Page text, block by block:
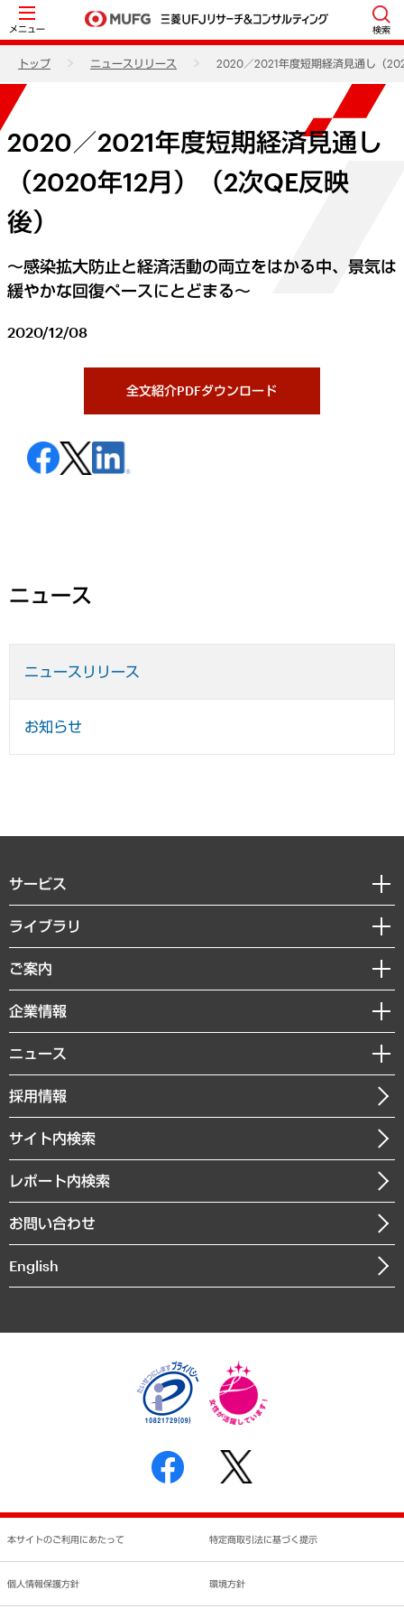
メニュー 検索
トップ ニュースリリース 2020／2021年度短期経済見通し（
2020／2021年度短期経済見通し
（2020年12月）（2次QE反映
後）
～感染拡大防止と経済活動の両立をはかる中、景気は
緩やかな回復ペースにとどまる～
2020/12/08
全文紹介PDFダウンロード
ニュース
ニュースリリース
お知らせ
サービス
経営戦略
組織・人事戦略
デジタルイノベーション
共生・ダイバーシティ
GRC（ガバナンス・リスク・コンプライアンス）・防災（政策）
経済・産業・雇用・労働
まちづくり・観光・交通・スポーツ・スマートシティ
自然資源・農林水産業・食料システム
ライブラリ
経済調査
レポート
コラム
経営用語集
受託・受注実績（官公庁関連）
メディア掲載・出演
ご案内
セミナー・イベント情報
MUFGビジネスセミナー
受託案件情報
企業情報
私たちの想い
社長メッセージ
会社概要
沿革
組織図・本部部室紹介
インドネシア現地法人
個人情報保護方針
反社会的勢力に対する基本方針
書面による個人情報の開示等の請求の手続きについて
ニュース
ニュースリリース
お知らせ
採用情報
サイト内検索
レポート内検索
お問い合わせ
English
本サイトのご利用にあたって 特定商取引法に基づく提示
個人情報保護方針 環境方針